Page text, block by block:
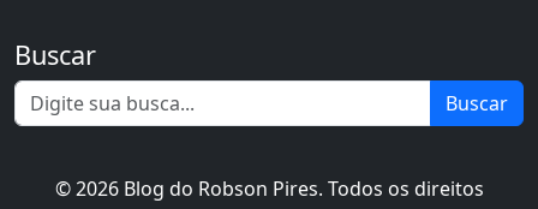
Buscar
Buscar
© 2026 Blog do Robson Pires. Todos os direitos